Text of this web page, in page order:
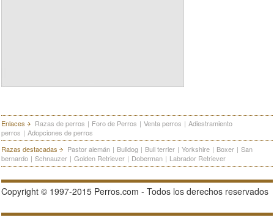
Enlaces Razas de perros | Foro de Perros | Venta perros | Adiestramiento
perros | Adopciones de perros
Razas destacadas
Pastor alemán | Bulldog | Bull terrier | Yorkshire | Boxer | San
bernardo | Schnauzer | Golden Retriever | Doberman | Labrador Retriever
Copyright © 1997-2015 Perros.com - Todos los derechos reservados